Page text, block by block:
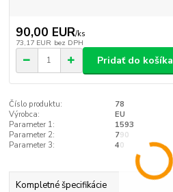
90,00 EUR/ks
73,17 EUR bez DPH
Pridať do košíka
Číslo produktu:
78
Výrobca:
EU
Parameter 1:
1593
Parameter 2:
790
Parameter 3:
40
Kompletné špecifikácie